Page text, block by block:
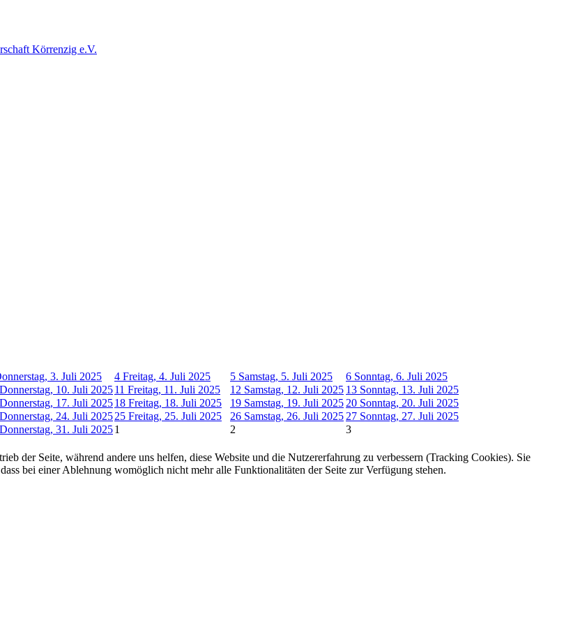
3. Juli 2025 4 Freitag, 4. Juli 2025 5 Samstag, 5. Juli 2025 6 Sonntag, 6. Juli 2025
Donnerstag, 10. Juli 202511 Freitag, 11. Juli 2025 12 Samstag, 12. Juli 2025 13 Sonntag, 13. Juli 2025
Donnerstag, 17. Juli 202518 Freitag, 18. Juli 2025 19 Samstag, 19. Juli 2025 20 Sonntag, 20. Juli 2025
Donnerstag, 24. Juli 202525 Freitag, 25. Juli 2025 26 Samstag, 26. Juli 2025 27 Sonntag, 27. Juli 2025
Donnerstag, 31. Juli 20251 2
3
der Seite, während andere uns helfen, diese Website und die Nutzererfahrung zu verbessern (Tracking Cookies). Sie
bei einer Ablehnung womöglich nicht mehr alle Funktionalitäten der Seite zur Verfügung stehen.